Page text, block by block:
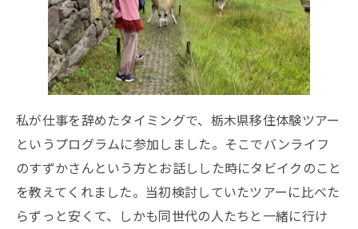
私が仕事を辞めたタイミングで、栃木県移住体験ツアー
というプログラムに参加しました。そこでバンライフ
のすずかさんという方とお話しした時にタビイクのこと
を教えてくれました。当初検討していたツアーに比べた
らずっと安くて、しかも同世代の人たちと一緒に行け